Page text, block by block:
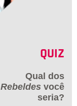
QUIZ
Qual dos
Rebeldes você
seria?